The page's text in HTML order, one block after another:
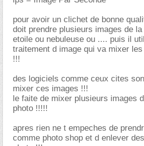
pour avoir un clichet de bonne
doit prendre plusieurs images de
etoile ou nebuleuse ou .... puis il
traitement d image qui va mixer
!!!
des logiciels comme ceux cites
mixer ces images !!!
le faite de mixer plusieurs images
photo !!!!!
apres rien ne t empeches de
comme photo shop et d enlever